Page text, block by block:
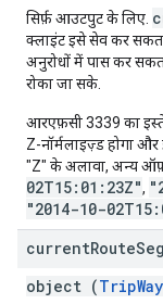
सिर्फ़ आउटपुट के लिए.
क्लाइंट इसे सेव कर
अनुरोधों में पास कर
रोका जा सके.
आरएफ़सी 3339 का
Z-नॉर्मलाइज़्ड होगा
"Z" के अलावा, अन्य
02T15:01:23Z",
"2014-10-
currentRoute
object (